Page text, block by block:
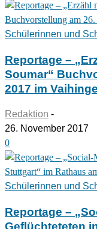
Schülerinnen und
Reportage –
Soumar“
2017 im
Redaktion -
26. November 2017
0
Schülerinnen und
Reportage –
Geflüchteteten